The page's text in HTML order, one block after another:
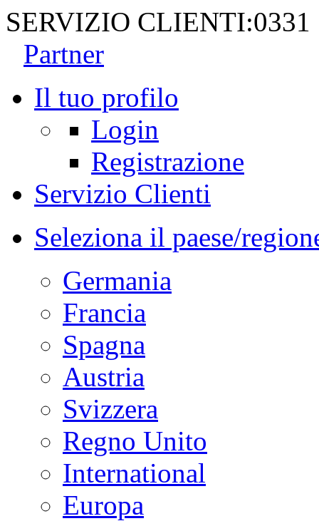
SERVIZIO CLIENTI:0331
Partner
Il tuo profilo
Login
Registrazione
Servizio Clienti
Seleziona il paese/
Germania
Francia
Spagna
Austria
Svizzera
Regno Unito
International
Europa